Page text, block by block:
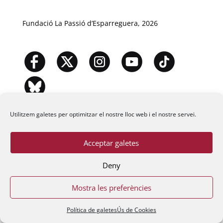
Utilitzem galetes per optimitzar el nostre lloc web i el nostre servei.
Acceptar galetes
Deny
Mostra les preferències
Política de galetesÚs de Cookies
Fundació La Passió d’Esparreguera, 2026